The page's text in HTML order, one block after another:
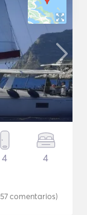
4 4
comentarios)